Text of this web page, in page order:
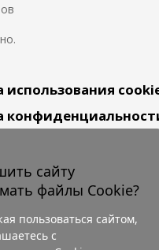
использования
сайту
файлы Cookie?
пользоваться сайтом,
с